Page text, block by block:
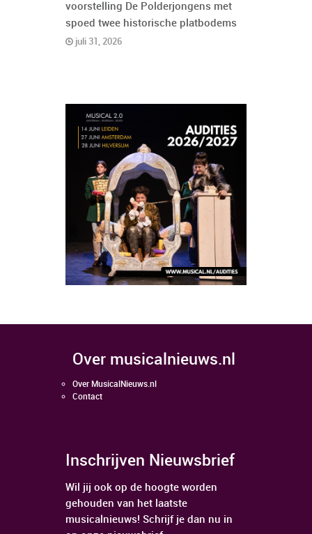
voorstelling De Polderjongens met
spoed twee historische platbodems
juli 31, 2026
over musicalnieuws.nl
Over MusicalNieuws.nl
Contact
Inschrijven Nieuwsbrief
Wil jij ook op de hoogte worden
gehouden van het laatste
musicalnieuws! Schrijf je dan nu in